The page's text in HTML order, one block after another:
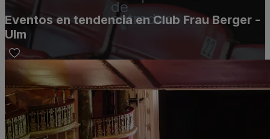
de
entradas
Eventos en tendencia en Club Frau Berger -
Ulm